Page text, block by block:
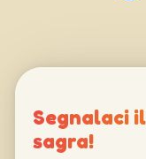
Segnalaci
sagra!